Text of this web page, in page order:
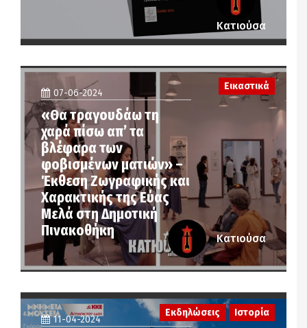
Κατιούσα
07-06-2024
«Θα τραγουδάω τη
χαρά πίσω απ’ τα
βλέφαρα των
φοβισμένων ματιών» –
Έκθεση Ζωγραφικής και
Χαρακτικής της Εύας
Μελά στη Δημοτική
Πινακοθήκη
Εικαστικά
Κατιούσα
11-04-2024
Εκδηλώσεις Ιστορία